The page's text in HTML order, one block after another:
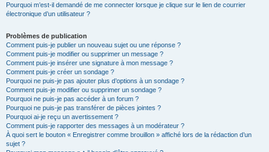
Pourquoi m’est-il demandé de me connecter lorsque je clique sur le lien de courrier
électronique d’un utilisateur ?
Problèmes de publication
Comment puis-je publier un nouveau sujet ou une réponse ?
Comment puis-je modifier ou supprimer un message ?
Comment puis-je insérer une signature à mon message ?
Comment puis-je créer un sondage ?
Pourquoi ne puis-je pas ajouter plus d’options à un sondage ?
Comment puis-je modifier ou supprimer un sondage ?
Pourquoi ne puis-je pas accéder à un forum ?
Pourquoi ne puis-je pas transférer de pièces jointes ?
Pourquoi ai-je reçu un avertissement ?
Comment puis-je rapporter des messages à un modérateur ?
À quoi sert le bouton « Enregistrer comme brouillon » affiché lors de la rédaction d’un
sujet ?